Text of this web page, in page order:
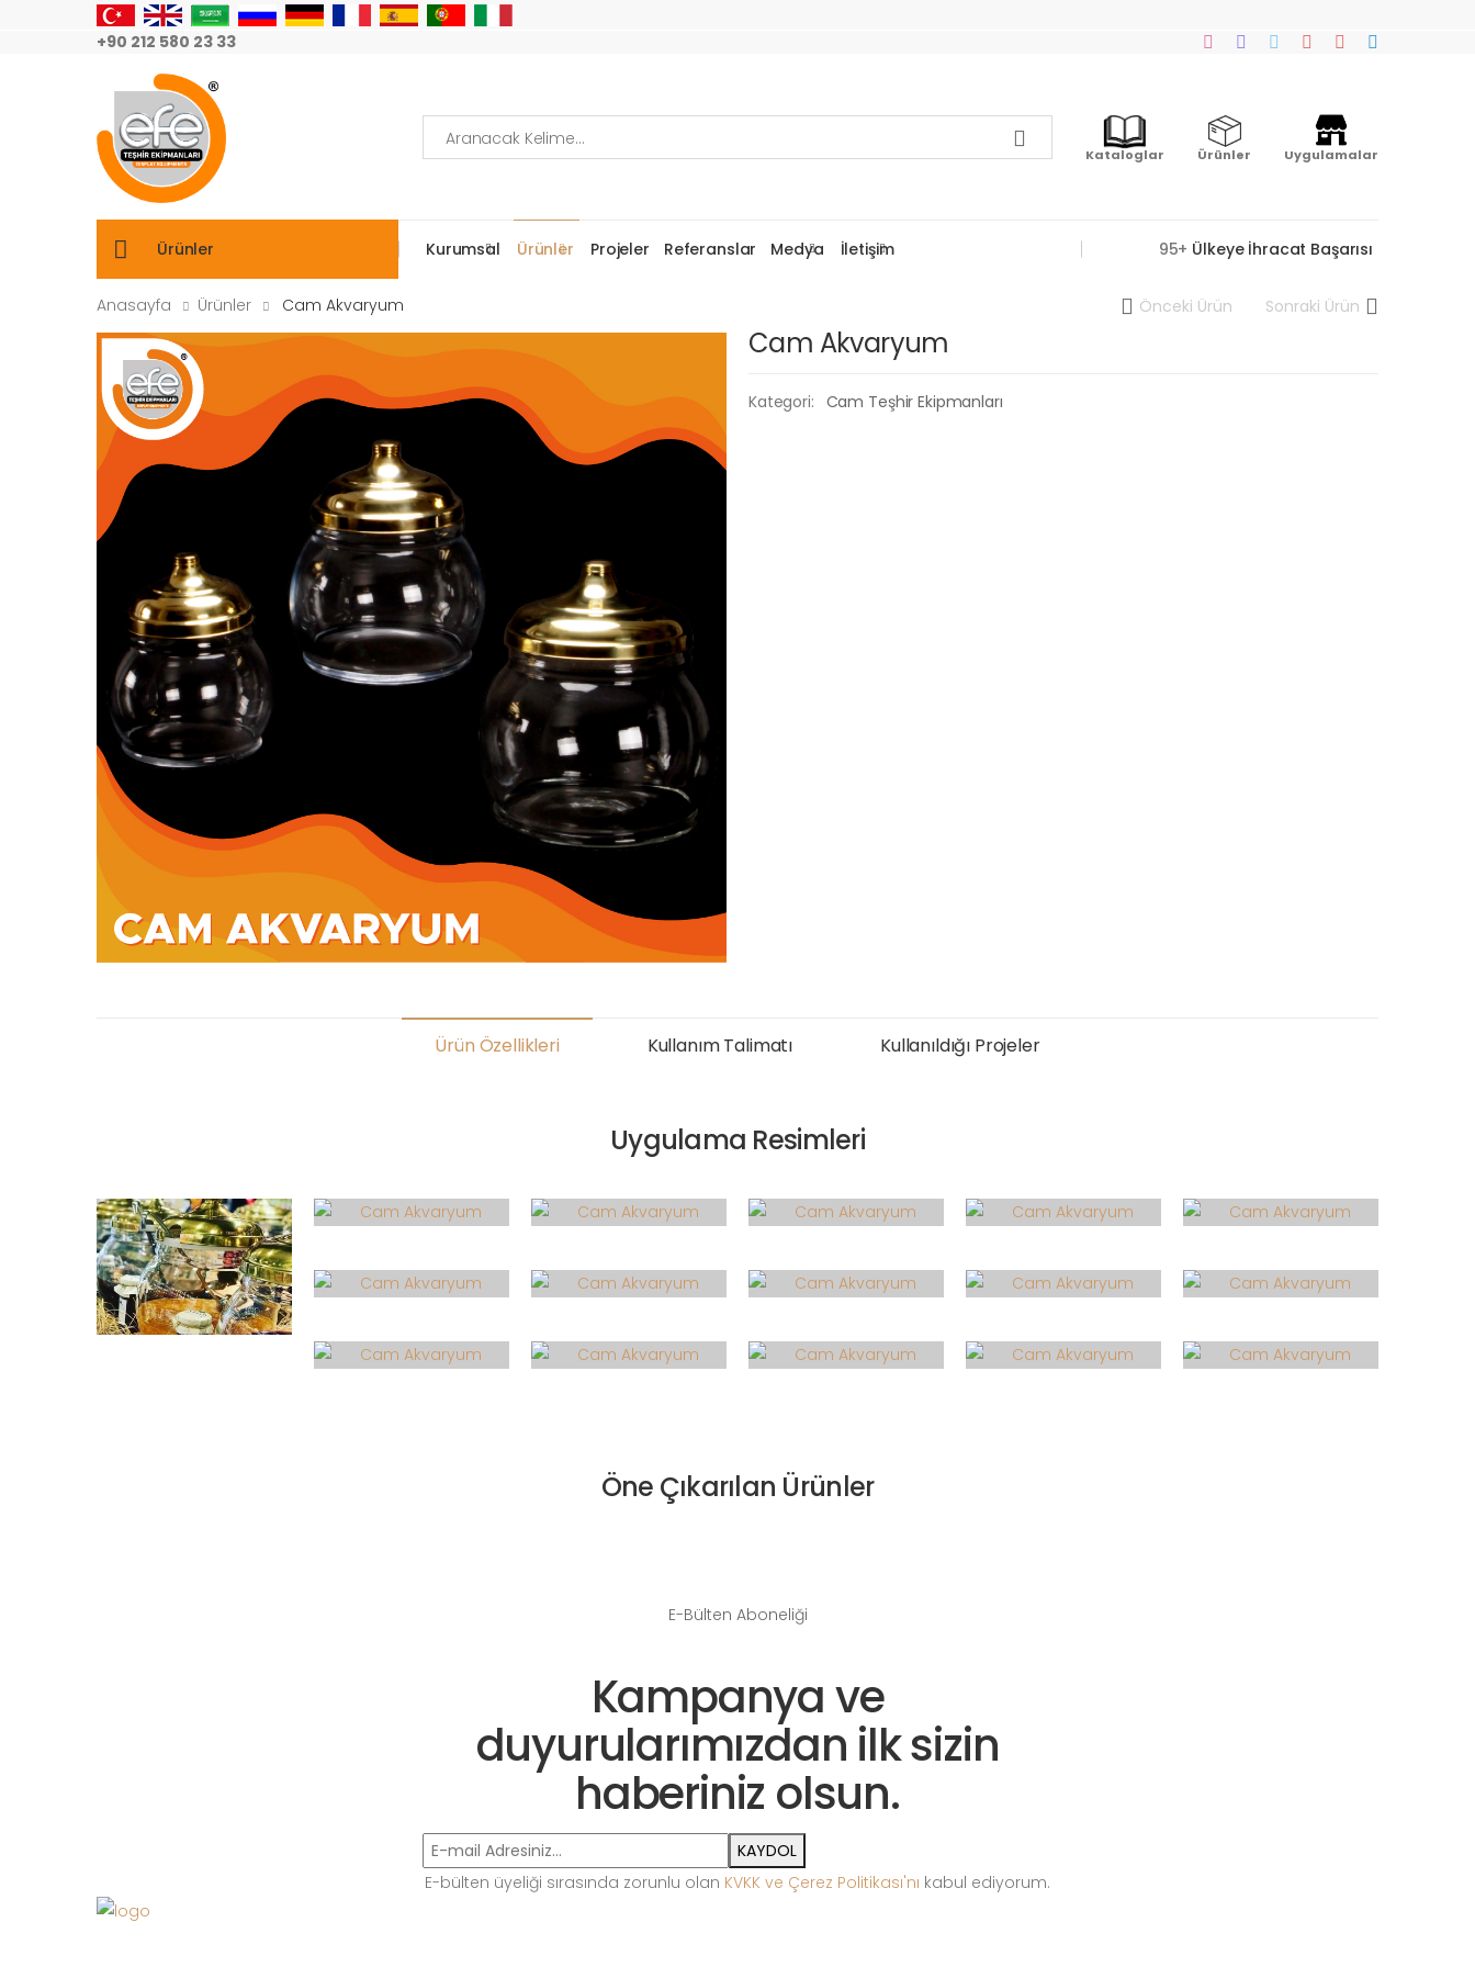
+90 212 580 23 33
Kataloglar Ürünler Uygulamalar
Ürünler Kurumsal Ürünler Projeler Referanslar Medya İletişim 95+ Ülkeye İhracat Başarısı
Anasayfa Ürünler Cam Akvaryum Önceki Ürün Sonraki Ürün
Cam Akvaryum
Kategori: Cam Teşhir Ekipmanları
Ürün Özellikleri Kullanım Talimatı Kullanıldığı Projeler
Uygulama Resimleri
Öne Çıkarılan Ürünler
E-Bülten Aboneliği
Kampanya ve
duyurularımızdan ilk sizin
haberiniz olsun.
KAYDOL
E-bülten üyeliği sırasında zorunlu olan KVKK ve Çerez Politikası'nı kabul ediyorum.